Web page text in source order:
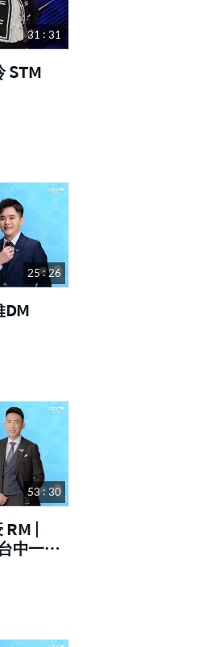
31 : 31
STM
25 : 26
53 : 30
中一日